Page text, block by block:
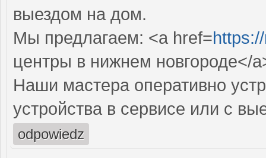
выездом на дом.
Мы предлагаем: <a href=
центры в нижнем новгороде</
Наши мастера оперативно
устройства в сервисе или с
odpowiedz